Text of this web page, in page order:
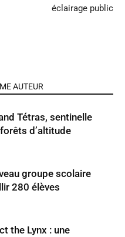
éclairage public
AUTEUR
Tétras, sentinelle
d’altitude
groupe scolaire
280 élèves
the Lynx : une